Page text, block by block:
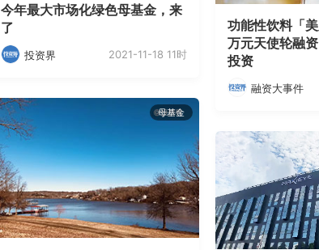
功能性饮料「
万元天使轮融
投资
融资大事件
今年最大市场化绿色母基金，来
了
投资界 2021-11-18 11时
母基金